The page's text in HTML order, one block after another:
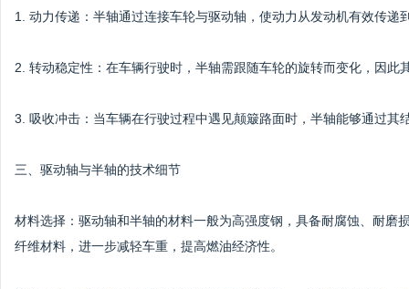
1. 动力传递：半轴通过连接车轮与驱动轴，使动力从发动机有效传递
2. 转动稳定性：在车辆行驶时，半轴需跟随车轮的旋转而变化，因此
3. 吸收冲击：当车辆在行驶过程中遇见颠簸路面时，半轴能够通过其
三、驱动轴与半轴的技术细节
材料选择：驱动轴和半轴的材料一般为高强度钢，具备耐腐蚀、耐磨
纤维材料，进一步减轻车重，提高燃油经济性。